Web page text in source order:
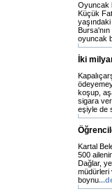
Oyuncak
Küçük
oyuncak
İki
koşup,
sigara
eşiyle de
Kartal
500
Dağlar,
müdürleri
boynu